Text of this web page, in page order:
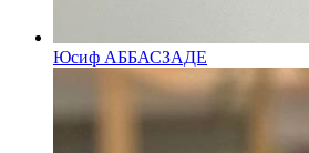
Юсиф АББАСЗАДЕ